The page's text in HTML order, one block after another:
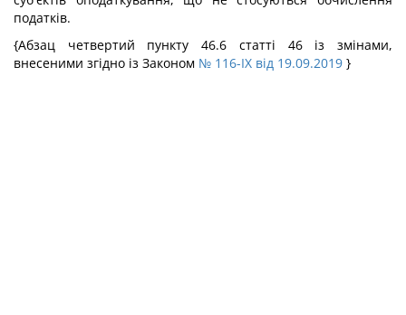
податків.
{Абзац четвертий пункту 46.6 статті 46 із змінами,
внесеними згідно із Законом № 116-IX від 19.09.2019 }